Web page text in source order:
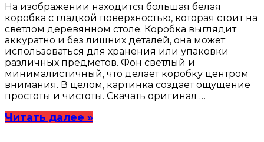
На изображении находится большая белая
коробка с гладкой поверхностью, которая стоит на
светлом деревянном столе. Коробка выглядит
аккуратно и без лишних деталей, она может
использоваться для хранения или упаковки
различных предметов. Фон светлый и
минималистичный, что делает коробку центром
внимания. В целом, картинка создает ощущение
простоты и чистоты. Скачать оригинал …
Читать далее »